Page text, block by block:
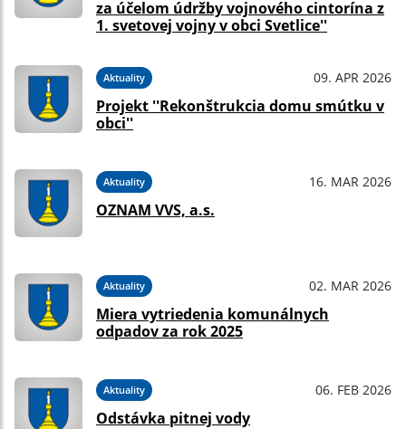
za účelom údržby vojnového cintorína z
1. svetovej vojny v obci Svetlice''
Aktuality 09. APR 2026
Projekt ''Rekonštrukcia domu smútku v
obci''
Aktuality 16. MAR 2026
OZNAM VVS, a.s.
Aktuality 02. MAR 2026
Miera vytriedenia komunálnych
odpadov za rok 2025
Aktuality 06. FEB 2026
Odstávka pitnej vody